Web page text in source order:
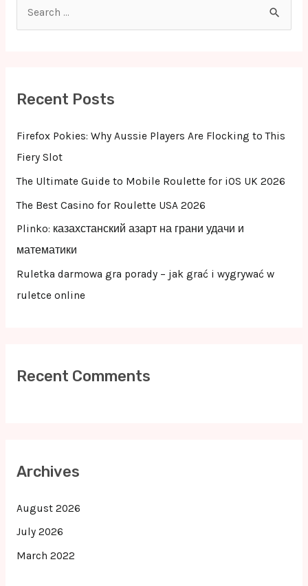
f
o
Recent Posts
Firefox Pokies: Why Aussie Players Are Flocking to This
Fiery Slot
The Ultimate Guide to Mobile Roulette for iOS UK 2026
The Best Casino for Roulette USA 2026
Plinko: казахстанский азарт на грани удачи и
математики
Ruletka darmowa gra porady – jak grać i wygrywać w
ruletce online
Recent Comments
Archives
August 2026
July 2026
March 2022